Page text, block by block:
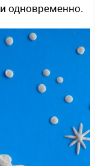
одновременно.